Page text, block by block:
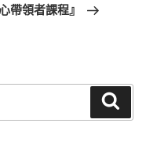
帶領者課程』